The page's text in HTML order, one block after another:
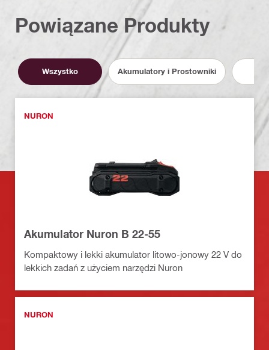
Powiązane Produkty
Wszystko Akumulatory i Prostowniki
NURON
Akumulator Nuron B 22-55
Kompaktowy i lekki akumulator litowo-jonowy 22 V do
lekkich zadań z użyciem narzędzi Nuron
NURON